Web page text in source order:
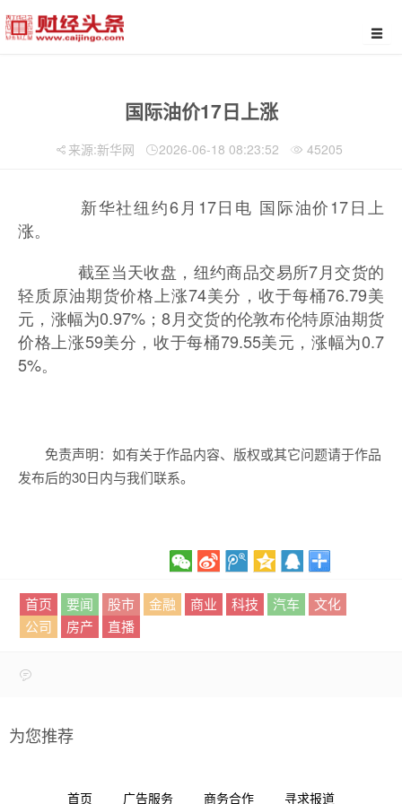
国际油价17日上涨
来源:新华网 2026-06-18 08:23:52 45205
新华社纽约6月17日电 国际油价17日上
涨。
截至当天收盘，纽约商品交易所7月交货的
轻质原油期货价格上涨74美分，收于每桶76.79美
元，涨幅为0.97%；8月交货的伦敦布伦特原油期货
价格上涨59美分，收于每桶79.55美元，涨幅为0.7
5%。
免责声明：如有关于作品内容、版权或其它问题请于作品
发布后的30日内与我们联系。
首页 要闻 股市 金融 商业 科技 汽车
文化
公司
房产 直播
为您推荐
首页 广告服务 商务合作 寻求报道